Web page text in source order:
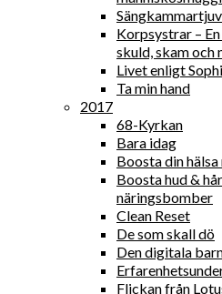
Korpsystrar –
skuld, skam och
Livet enligt
Ta min hand
2017
68-Kyrkan
Bara idag
Boosta din
Boosta hud &
näringsbomber
Clean Reset
De som skall dö
Den digitala
Flickan från